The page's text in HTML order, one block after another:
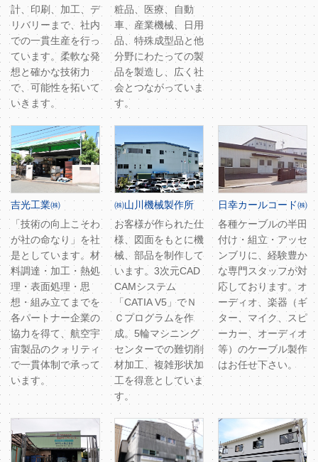
計、印刷、加工、デ
リバリーまで、社内
での一貫生産を行っ
ています。柔軟な発
想と確かな技術力
で、可能性を拓いて
いきます。
粧品、医療、自動
車、産業機械、日用
品、特殊成型品と他
分野にわたっての製
品を製造し、広く社
会とつながっていま
す。
吉光工業㈱
「技術の向上こそわ
が社の命なり」を社
是としています。材
料調達・加工・熱処
理・表面処理・思
想・組み立てまでを
各パートナー企業の
協力を得て、航空宇
宙製品のクォリティ
で一貫体制で承って
います。
㈱山川機械製作所
お客様が作られた仕
様、図面をもとに機
械、部品を制作して
います。3次元CAD
CAMシステム
「CATIA V5」でＮ
Ｃプログラムを作
成。5輪マシニング
センターでの難切削
材加工、複雑形状加
工を得意としていま
す。
日幸カールコード㈱
各種ケーブルの半田
付け・組立・アッセ
ンブリに、経験豊か
な専門スタッフが対
応しております。オ
ーディオ、楽器（ギ
ター、マイク、スピ
ーカー、オーディオ
等）のケーブル製作
はお任せ下さい。